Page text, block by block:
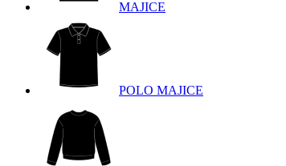
MAJICE
POLO MAJICE